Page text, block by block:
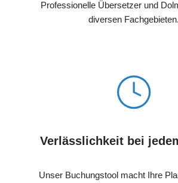
Professionelle Übersetzer und
diversen Fachgebieten.
Verlässlichkeit bei
Unser Buchungstool macht Ihre